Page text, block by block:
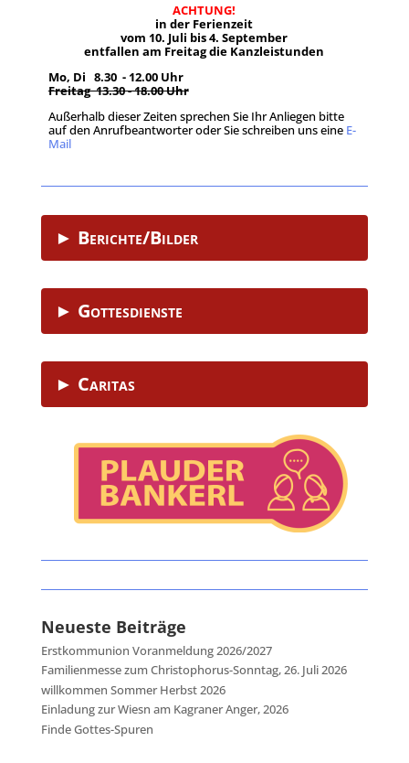
ACHTUNG!
in der Ferienzeit
vom 10. Juli bis 4. September
entfallen am Freitag die Kanzleistunden
Mo, Di 8.30 - 12.00 Uhr
Freitag 13.30 - 18.00 Uhr
Außerhalb dieser Zeiten sprechen Sie Ihr Anliegen bitte
auf den Anrufbeantworter oder Sie schreiben uns eine E-
Mail.
► Berichte/Bilder
► Gottesdienste
► Caritas
Neueste Beiträge
Erstkommunion Voranmeldung 2026/2027
Familienmesse zum Christophorus-Sonntag, 26. Juli 2026
willkommen Sommer Herbst 2026
Einladung zur Wiesn am Kagraner Anger, 2026
Finde Gottes-Spuren